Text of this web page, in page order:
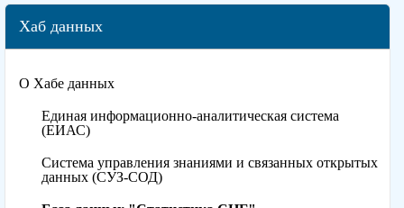
Хаб данных
О Хабе данных
Единая информационно-аналитическая система
(ЕИАС)
Система управления знаниями и связанных открытых
данных (СУЗ-СОД)